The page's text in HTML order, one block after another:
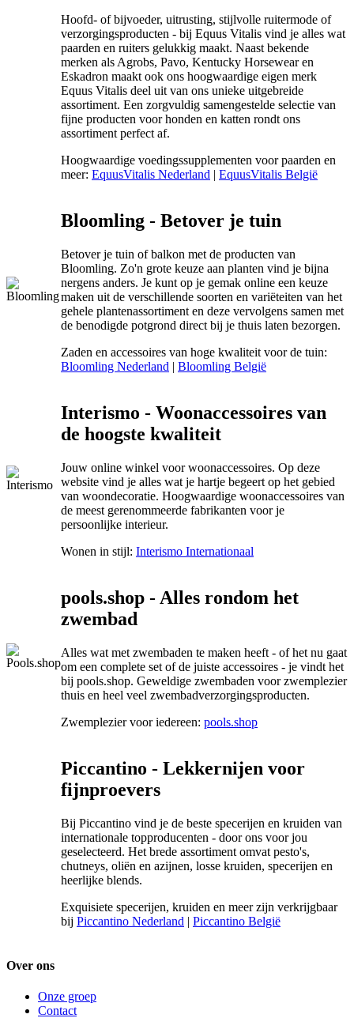
Hoofd- of bijvoeder, uitrusting, stijlvolle ruitermode of
verzorgingsproducten - bij Equus Vitalis vind je alles wat
paarden en ruiters gelukkig maakt. Naast bekende
merken als Agrobs, Pavo, Kentucky Horsewear en
Eskadron maakt ook ons hoogwaardige eigen merk
Equus Vitalis deel uit van ons unieke uitgebreide
assortiment. Een zorgvuldig samengestelde selectie van
fijne producten voor honden en katten rondt ons
assortiment perfect af.
Hoogwaardige voedingssupplementen voor paarden en
meer: EquusVitalis Nederland | EquusVitalis België
Bloomling - Betover je tuin
Betover je tuin of balkon met de producten van
Bloomling. Zo'n grote keuze aan planten vind je bijna
nergens anders. Je kunt op je gemak online een keuze
maken uit de verschillende soorten en variëteiten van het
gehele plantenassortiment en deze vervolgens samen met
de benodigde potgrond direct bij je thuis laten bezorgen.
Zaden en accessoires van hoge kwaliteit voor de tuin:
Bloomling Nederland | Bloomling België
Interismo - Woonaccessoires van
de hoogste kwaliteit
Jouw online winkel voor woonaccessoires. Op deze
website vind je alles wat je hartje begeert op het gebied
van woondecoratie. Hoogwaardige woonaccessoires van
de meest gerenommeerde fabrikanten voor je
persoonlijke interieur.
Wonen in stijl: Interismo Internationaal
pools.shop - Alles rondom het
zwembad
Alles wat met zwembaden te maken heeft - of het nu gaat
om een complete set of de juiste accessoires - je vindt het
bij pools.shop. Geweldige zwembaden voor zwemplezier
thuis en heel veel zwembadverzorgingsproducten.
Zwemplezier voor iedereen: pools.shop
Piccantino - Lekkernijen voor
fijnproevers
Bij Piccantino vind je de beste specerijen en kruiden van
internationale topproducenten - door ons voor jou
geselecteerd. Het brede assortiment omvat pesto's,
chutneys, oliën en azijnen, losse kruiden, specerijen en
heerlijke blends.
Exquisiete specerijen, kruiden en meer zijn verkrijgbaar
bij Piccantino Nederland | Piccantino België
Over ons
Onze groep
Contact